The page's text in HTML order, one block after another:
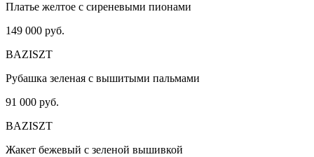
Платье желтое с сиреневыми пионами
149 000 руб.
BAZISZT
Рубашка зеленая с вышитыми пальмами
91 000 руб.
BAZISZT
Жакет бежевый с зеленой вышивкой